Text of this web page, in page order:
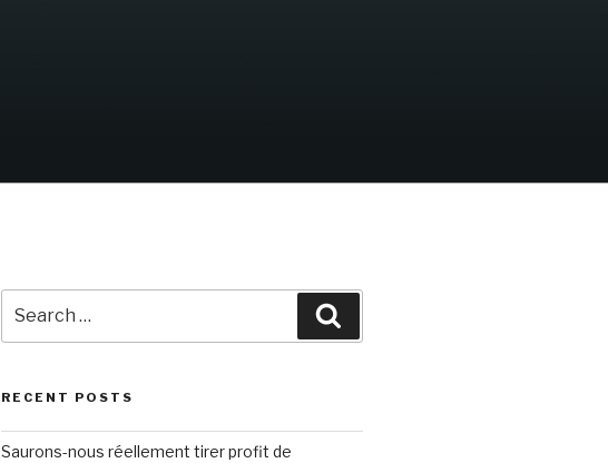
for:
RECENT POSTS
Saurons-nous réellement tirer profit de